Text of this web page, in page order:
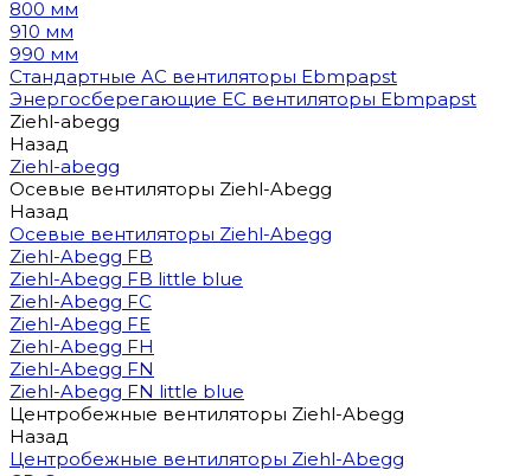
800 мм
910 мм
990 мм
Стандартные AC вентиляторы Ebmpapst
Энергосберегающие EC вентиляторы Ebmpapst
Ziehl-abegg
Назад
Ziehl-abegg
Осевые вентиляторы Ziehl-Abegg
Назад
Осевые вентиляторы Ziehl-Abegg
Ziehl-Abegg FB
Ziehl-Abegg FB little blue
Ziehl-Abegg FC
Ziehl-Abegg FE
Ziehl-Abegg FH
Ziehl-Abegg FN
Ziehl-Abegg FN little blue
Центробежные вентиляторы Ziehl-Abegg
Назад
Центробежные вентиляторы Ziehl-Abegg